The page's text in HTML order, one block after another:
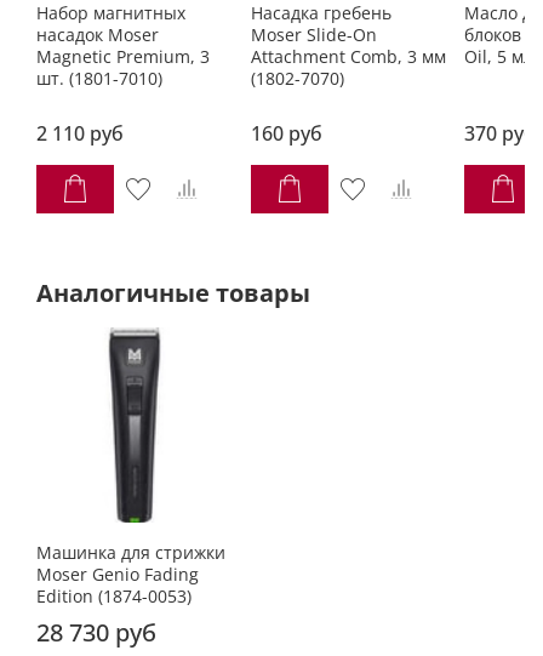
Набор магнитных
насадок Moser
Magnetic Premium, 3
шт. (1801-7010)
2 110 руб
Насадка гребень
Moser Slide-On
Attachment Comb, 3 мм
(1802-7070)
160 руб
Масло
блоков
Oil, 5 мл
370 руб
Аналогичные товары
Машинка для стрижки
Moser Genio Fading
Edition (1874-0053)
28 730 руб